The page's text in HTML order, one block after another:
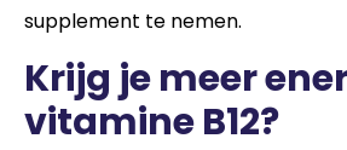
supplement te nemen.
Krijg je meer
vitamine B12?